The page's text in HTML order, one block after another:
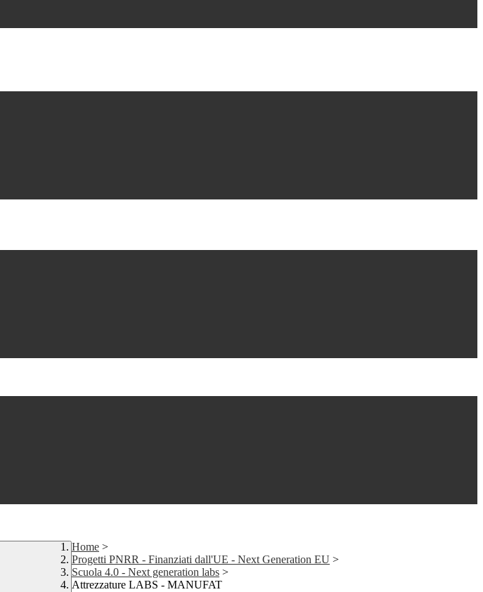
Home >
Progetti PNRR - Finanziati dall'UE - Next Generation EU >
Scuola 4.0 - Next generation labs >
Attrezzature LABS - MANUFAT